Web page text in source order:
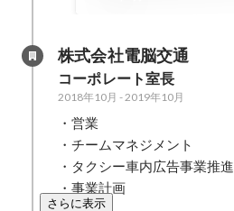
株式会社電脳交通
コーポレート室長
2018年10月 -2019年10月
・営業
・チームマネジメント
・タクシー車内広告事業推進
・事業計画
さらに表示